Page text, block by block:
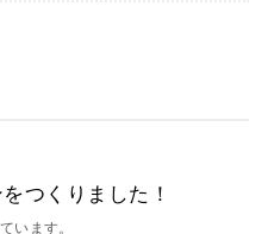
つくりました！
います。